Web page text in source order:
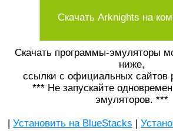
Скачать Arknights на
Скачать программы-эмуляторы
ниже,
ссылки с официальных сайтов
*** Не запускайте
эмуляторов. ***
| Установить на BlueStacks |